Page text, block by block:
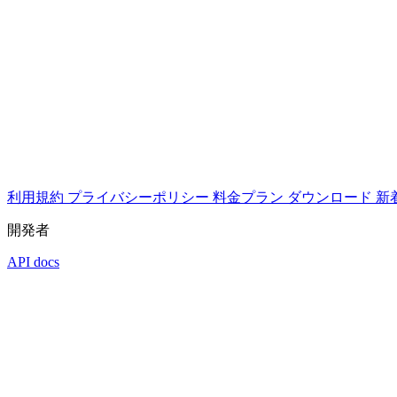
利用規約 プライバシーポリシー 料金プラン ダウンロード 新
開発者
API docs